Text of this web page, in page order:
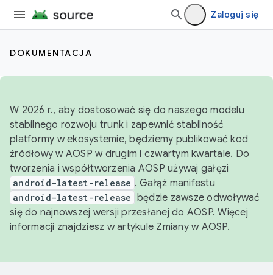
Zaloguj się
DOKUMENTACJA
W 2026 r., aby dostosować się do naszego modelu
stabilnego rozwoju trunk i zapewnić stabilność
platformy w ekosystemie, będziemy publikować kod
źródłowy w AOSP w drugim i czwartym kwartale. Do
tworzenia i współtworzenia AOSP używaj gałęzi
android-latest-release . Gałąź manifestu
android-latest-release będzie zawsze odwoływać
się do najnowszej wersji przesłanej do AOSP. Więcej
informacji znajdziesz w artykule Zmiany w AOSP.